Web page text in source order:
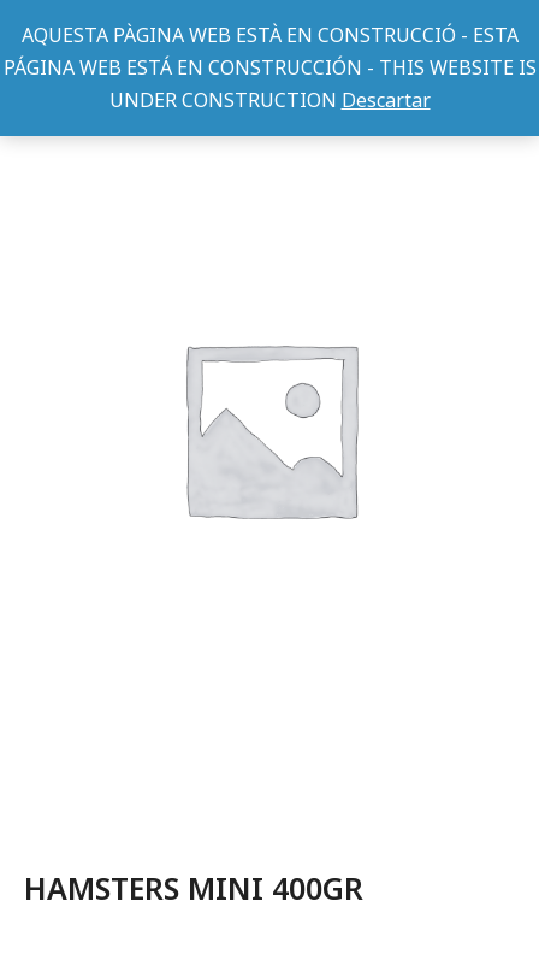
AQUESTA PÀGINA WEB ESTÀ EN CONSTRUCCIÓ - ESTA
PÁGINA WEB ESTÁ EN CONSTRUCCIÓN - THIS WEBSITE IS
UNDER CONSTRUCTION Descartar
HAMSTERS MINI 400GR